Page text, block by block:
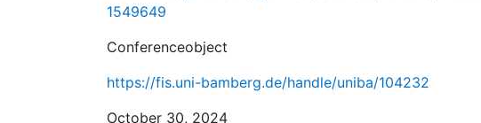
1549649
Conferenceobject
https://fis.uni-bamberg.de/handle/uniba/104232
October 30, 2024